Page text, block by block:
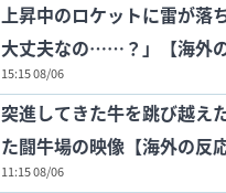
上昇中のロケットに雷が落
大丈夫なの……？」【海外の
15:15 08/06
突進してきた牛を跳び越え
た闘牛場の映像【海外の反応
11:15 08/06